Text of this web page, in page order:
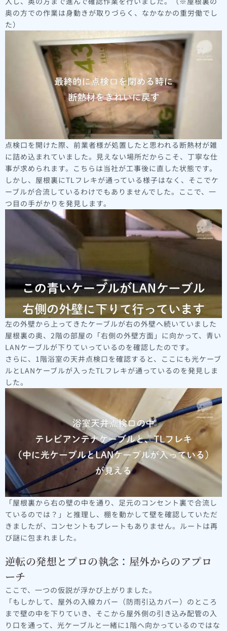
奥の方での作業は身動きが取りづらく、なかなかの重労働でし
た）
点検口を開けた際、前業者様が処置したと思われる断熱材が雑
に詰め込まれていました。見えない場所だからこそ、丁寧な仕
事が求められます。こちらは当社が工事後に直した状態です。
しかし、屋根裏にTLフレキが通っている様子はなく、そこでケ
ーブルが合流しているわけでもありませんでした。ここで、一
つ目の手がかりを発見します。
左の外壁から上ってきたケーブルが右の外壁へ続いていました
屋根裏の奥、2階の部屋の「右側の外壁方面」に向かって、青い
LANケーブルが下りていっているのを確認したのです。
さらに、1階浴室の天井点検口を確認すると、ここにも光ケーブ
ルとLANケーブルが入ったTLフレキが通っているのを発見しま
した。
「屋根裏から右の壁の中を通り、足元のコンセント裏で合流し
ているのでは？」と推理し、棚を動かして壁を確認していただ
きましたが、コンセントもプレートもありません。ルートは再
び謎に包まれました。
逆転の発想とプロの執念：屋外からのアプロ
ーチ
ここで、一つの仮説が浮かび上がりました。
「もしかして、屋外の入線カバー（防雨引込カバー）のところ
まで壁の中を下りていき、そこから屋外側の引き込み配管の入
り口を通って、光ケーブルと一緒に1階へ向かっているのではな